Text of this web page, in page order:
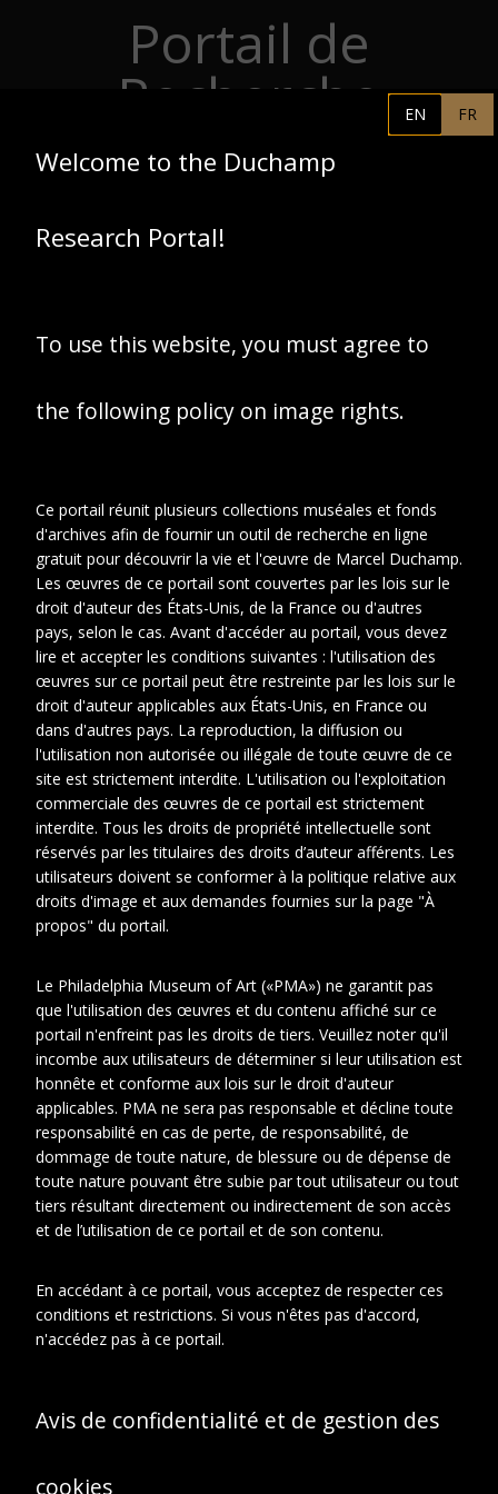
Skip to main contentPortail de
Recherche
Duchamp
None
Date
Cotes
extremes
À propos de cet objet
INFORMATIONS
ADMINISTRATIVES
Identifiant système:
Afficher en JSON-LD|
Télécharger
EN FR
Welcome to the Duchamp
Research Portal!
To use this website, you must agree to
the following policy on image rights.
Ce portail réunit plusieurs collections muséales et fonds
d'archives afin de fournir un outil de recherche en ligne
gratuit pour découvrir la vie et l'œuvre de Marcel Duchamp.
Les œuvres de ce portail sont couvertes par les lois sur le
droit d'auteur des États-Unis, de la France ou d'autres
pays, selon le cas. Avant d'accéder au portail, vous devez
lire et accepter les conditions suivantes : l'utilisation des
œuvres sur ce portail peut être restreinte par les lois sur le
droit d'auteur applicables aux États-Unis, en France ou
dans d'autres pays. La reproduction, la diffusion ou
l'utilisation non autorisée ou illégale de toute œuvre de ce
site est strictement interdite. L'utilisation ou l'exploitation
commerciale des œuvres de ce portail est strictement
interdite. Tous les droits de propriété intellectuelle sont
réservés par les titulaires des droits d’auteur afférents. Les
utilisateurs doivent se conformer à la politique relative aux
droits d'image et aux demandes fournies sur la page "À
propos" du portail.
Le Philadelphia Museum of Art («PMA») ne garantit pas
que l'utilisation des œuvres et du contenu affiché sur ce
portail n'enfreint pas les droits de tiers. Veuillez noter qu'il
incombe aux utilisateurs de déterminer si leur utilisation est
honnête et conforme aux lois sur le droit d'auteur
applicables. PMA ne sera pas responsable et décline toute
responsabilité en cas de perte, de responsabilité, de
dommage de toute nature, de blessure ou de dépense de
toute nature pouvant être subie par tout utilisateur ou tout
tiers résultant directement ou indirectement de son accès
et de l’utilisation de ce portail et de son contenu.
En accédant à ce portail, vous acceptez de respecter ces
conditions et restrictions. Si vous n'êtes pas d'accord,
n'accédez pas à ce portail.
Avis de confidentialité et de gestion des
cookies